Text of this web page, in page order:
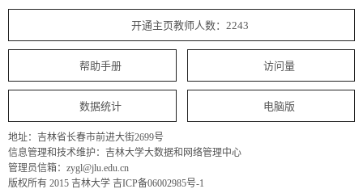
开通主页教师人数：2243
帮助手册 访问量
数据统计 电脑版
地址：吉林省长春市前进大街2699号
信息管理和技术维护：吉林大学大数据和网络管理中心
管理员信箱：zygl@jlu.edu.cn
版权所有 2015 吉林大学 吉ICP备06002985号-1